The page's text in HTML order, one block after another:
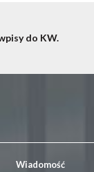
do KW.
Wiadomość